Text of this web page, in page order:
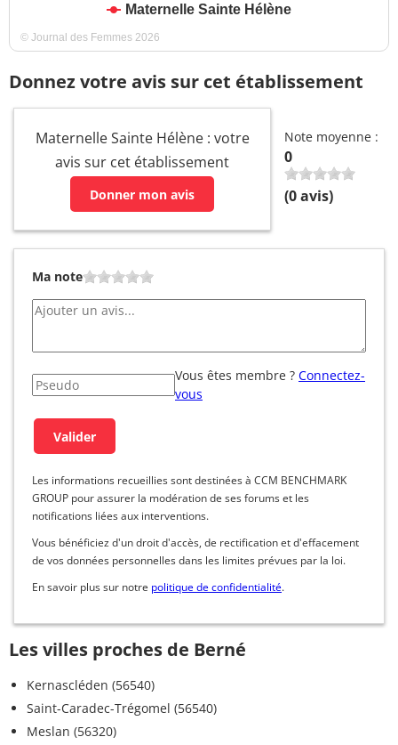
Maternelle Sainte Hélène
© Journal des Femmes 2026
Donnez votre avis sur cet établissement
Maternelle Sainte Hélène : votre
avis sur cet établissement
Donner mon avis
Note moyenne :
0
(0avis)
Ma note
Vous êtes membre ? Connectez-
vous
Les informations recueillies sont destinées à CCM BENCHMARK
GROUP pour assurer la modération de ses forums et les
notifications liées aux interventions.
Vous bénéficiez d'un droit d'accès, de rectification et d'effacement
de vos données personnelles dans les limites prévues par la loi.
En savoir plus sur notre politique de confidentialité.
Les villes proches de Berné
Kernascléden (56540)
Saint-Caradec-Trégomel (56540)
Meslan (56320)